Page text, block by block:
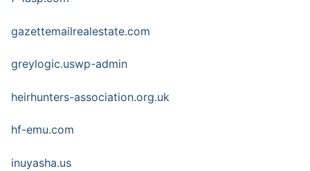
gazettemailrealestate.com
greylogic.uswp-admin
heirhunters-association.org.uk
hf-emu.com
inuyasha.us